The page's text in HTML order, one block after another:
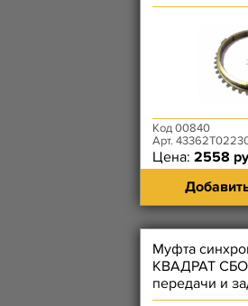
Код 00840
Арт. 43362T02230,
Цена: 2558
Муфта
КВАДРАТ
передачи и
ст. КПП